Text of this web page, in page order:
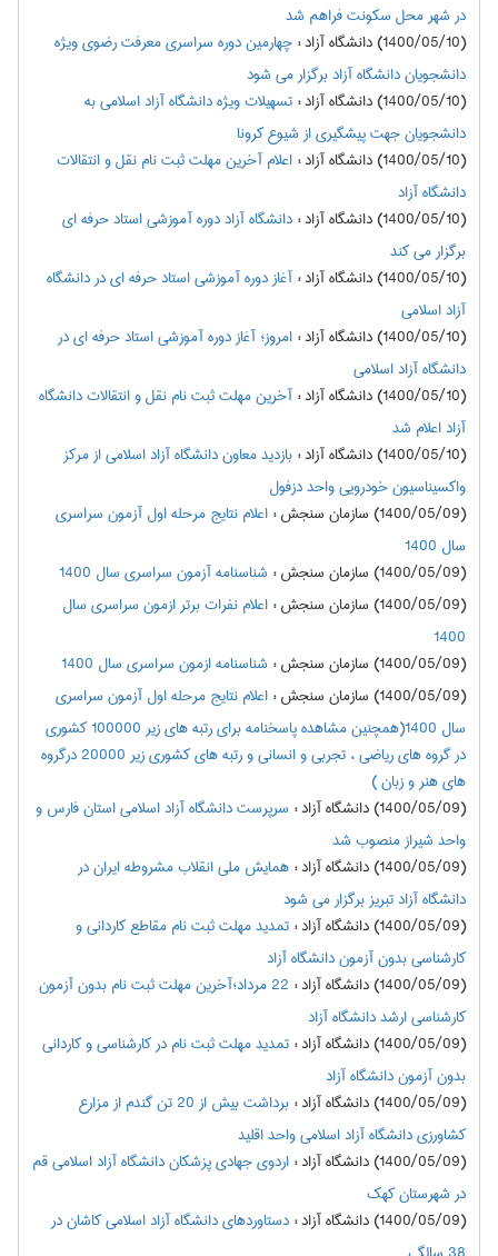
در شهر محل سکونت فراهم شد
(1400/05/10) دانشگاه آزاد
:چهارمین دوره سراسری معرفت رضوی ویژه
دانشجویان دانشگاه آزاد برگزار می شود
(1400/05/10) دانشگاه آزاد
:تسهیلات ویژه دانشگاه آزاد اسلامی به
دانشجویان جهت پیشگیری از شیوع کرونا
(1400/05/10) دانشگاه آزاد
:اعلام آخرین مهلت ثبت نام نقل و انتقالات
دانشگاه آزاد
(1400/05/10) دانشگاه آزاد
:دانشگاه آزاد دوره آموزشی استاد حرفه ای
برگزار می کند
(1400/05/10) دانشگاه آزاد
:آغاز دوره آموزشی استاد حرفه ای در دانشگاه
آزاد اسلامی
(1400/05/10) دانشگاه آزاد
:امروز؛ آغاز دوره آموزشی استاد حرفه ای در
دانشگاه آزاد اسلامی
(1400/05/10) دانشگاه آزاد
:آخرین مهلت ثبت نام نقل و انتقالات دانشگاه
آزاد اعلام شد
(1400/05/10) دانشگاه آزاد
:بازدید معاون دانشگاه آزاد اسلامی از مرکز
واکسیناسیون خودرویی واحد دزفول
(1400/05/09) سازمان سنجش
:اعلام نتايج مرحله اول آزمون سراسري
سال 1400
(1400/05/09) سازمان سنجش
: شناسنامه آزمون سراسری سال 1400
(1400/05/09) سازمان سنجش
:اعلام نفرات برتر ازمون سراسري سال
1400
(1400/05/09) سازمان سنجش
: شناسنامه ازمون سراسري سال 1400
(1400/05/09) سازمان سنجش
:اعلام نتايج مرحله اول آزمون سراسري
سال 1400(همچنین مشاهده پاسخنامه برای رتبه های زیر 100000 کشوری
در گروه های ریاضی ، تجربی و انسانی و رتبه های کشوری زیر 20000 درگروه
های هنر و زبان )
(1400/05/09) دانشگاه آزاد
: سرپرست دانشگاه آزاد اسلامی استان فارس و
واحد شیراز منصوب شد
(1400/05/09) دانشگاه آزاد
:همایش ملی انقلاب مشروطه ایران در
دانشگاه آزاد تبریز برگزار می شود
(1400/05/09) دانشگاه آزاد
:تمدید مهلت ثبت نام مقاطع کاردانی و
کارشناسی بدون آزمون دانشگاه آزاد
(1400/05/09) دانشگاه آزاد
:
22 مرداد؛آخرین مهلت ثبت نام بدون آزمون
کارشناسی ارشد دانشگاه آزاد
(1400/05/09) دانشگاه آزاد
:تمدید مهلت ثبت نام در کارشناسی و کاردانی
بدون آزمون دانشگاه آزاد
(1400/05/09) دانشگاه آزاد
:
برداشت بیش از 20 تن گندم از مزارع
کشاورزی دانشگاه آزاد اسلامی واحد اقلید
(1400/05/09) دانشگاه آزاد
:اردوی جهادی پزشکان دانشگاه آزاد اسلامی قم
در شهرستان کهک
(1400/05/09) دانشگاه آزاد
:دستاوردهای دانشگاه آزاد اسلامی کاشان در